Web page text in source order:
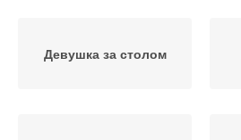
Девушка за столом